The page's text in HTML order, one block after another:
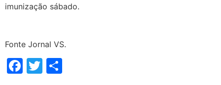
imunização sábado.
Fonte Jornal VS.
Facebook
Twitter